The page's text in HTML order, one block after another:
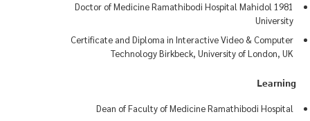
1981 Doctor of Medicine Ramathibodi Hospital Mahidol
University
Certificate and Diploma in Interactive Video & Computer
Technology Birkbeck, University of London, UK
Learning
Dean of Faculty of Medicine Ramathibodi Hospital